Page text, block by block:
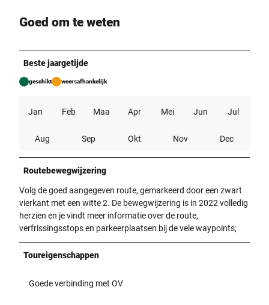
Goed om te weten
Beste jaargetijde
geschikt weersafhankelijk
Jan Feb Maa Apr Mei Jun Jul
Aug Sep Okt Nov Dec
Routebewegwijzering
Volg de goed aangegeven route, gemarkeerd door een zwart
vierkant met een witte 2. De bewegwijzering is in 2022 volledig
herzien en je vindt meer informatie over de route,
verfrissingsstops en parkeerplaatsen bij de vele waypoints;
Toureigenschappen
Goede verbinding met OV